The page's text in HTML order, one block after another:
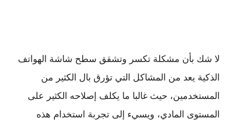
لا شك بأن مشكلة تكسر وتشقق سطح شاشة الهواتف
الذكية يعد من المشاكل التي تؤرق بال الكثير من
المستخدمين، حيث غالبا ما يكلف إصلاحه الكثير على
المستوى المادي، ويسيء إلى تجربة استخدام هذه